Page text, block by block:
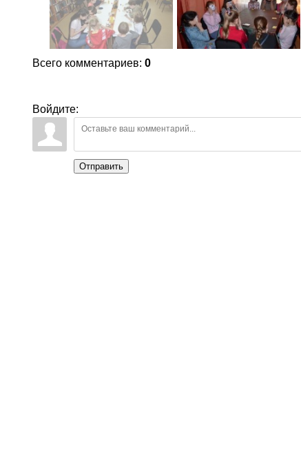
Всего комментариев: 0
Войдите:
Отправить